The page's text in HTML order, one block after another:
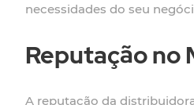
necessidades do seu
Reputação no
A reputação da